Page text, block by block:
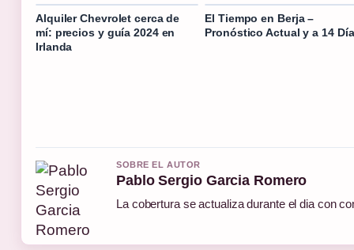
Alquiler Chevrolet cerca de
mí: precios y guía 2024 en
Irlanda
El Tiempo en Berja –
Pronóstico Actual y a 14
SOBRE EL AUTOR
Pablo Sergio Garcia Romero
La cobertura se actualiza durante el dia con